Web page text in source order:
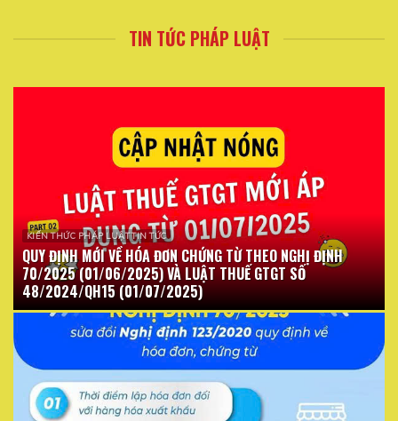
TIN TỨC PHÁP LUẬT
KIẾN THỨC PHÁP LUẬT TIN TỨC
QUY ĐỊNH MỚI VỀ HÓA ĐƠN CHỨNG TỪ THEO NGHỊ ĐỊNH
70/2025 (01/06/2025) VÀ LUẬT THUẾ GTGT SỐ
48/2024/QH15 (01/07/2025)